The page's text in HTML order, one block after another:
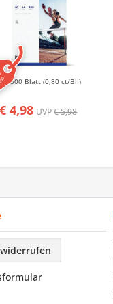
€ 4,98 UVP€ 5,98
500 Blatt (0,80 ct/Bl.)